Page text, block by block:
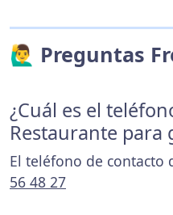
🙋‍♂️ Preguntas
¿Cuál es el
Restaurante para
El teléfono de contacto
56 48 27